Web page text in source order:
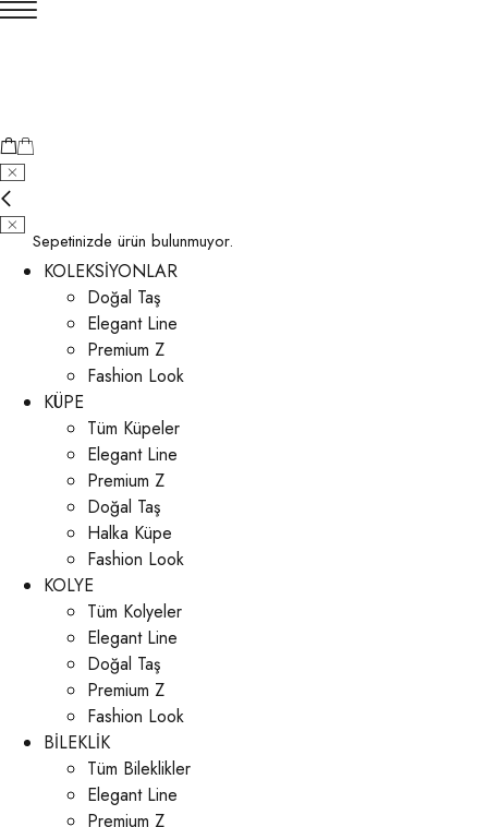
Sepetinizde ürün bulunmuyor.
KOLEKSİYONLAR
Doğal Taş
Elegant Line
Premium Z
Fashion Look
KÜPE
Tüm Küpeler
Elegant Line
Premium Z
Doğal Taş
Halka Küpe
Fashion Look
KOLYE
Tüm Kolyeler
Elegant Line
Doğal Taş
Premium Z
Fashion Look
BİLEKLİK
Tüm Bileklikler
Elegant Line
Premium Z